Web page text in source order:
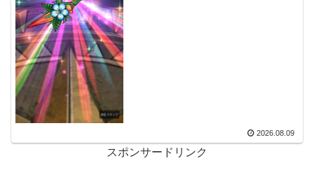
2026.08.09
スポンサードリンク